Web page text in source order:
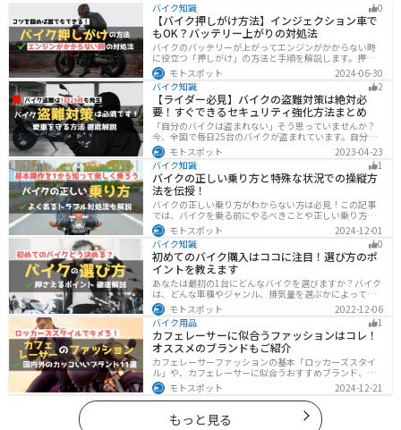
バイク知識 0
【バイク押しがけ方法】インジェクション車で
もOK？バッテリー上がりの対処法
バイクのバッテリーが上がってエンジンがかからない時
に役立つ「押しがけ」の方法と手順を解説します。押し
がけができるバイクとできないバイクがあるので、自分
のバイクができるのか確認しておきましょう。
モトスポット
2024-06-30
バイク知識
2
【ライダー必見】バイクの盗難対策は絶対必
要！すぐできるセキュリティ強化方法まとめ
「自分のバイクは盗まれない」そう思っていませんか？
今、全国で毎日25台のバイクが盗まれています。自分の
バイクは大丈夫という保証はどこにもありません。バイ
クの盗難対策の方法を理解して、自分のバイクは自分で
守りましょう。
モトスポット
2023-04-23
バイク知識
1
バイクの正しい乗り方と特殊な状況での操縦方
法を伝授！
バイクの正しい乗り方がわからない方は必見！この記事
では、バイクを乗る前にやるべきことや正しい乗り方、
トラブルと対処法を解説しています。実は、車と気をつ
ける部分はかなり異なるので注意が必要です。この記事
を読めば、安全で快適なバイクライフを送れます。
モトスポット
2024-12-01
バイク知識
0
初めてのバイク購入はココに注目！選び方のポ
イントを教えます
あなたは最初の1台にどんなバイクを選びますか？バイク
は、どんな車種やジャンル、排気量を選ぶかによって今
後の楽しみ方が大きく変わるものなので、初めての愛車
選びはとても重要です。この記事ではそんなバイク選び
のオススメポイントをお伝えします。
モトスポット
2022-12-06
バイク用品
1
カフェレーサーに似合うファッションはコレ！
オススメのブランドもご紹介
カフェレーサーファッションの基本「ロッカーズスタイ
ル」や、カフェレーサーに似合うおすすめブランド、定
番アイテムを詳しく紹介。個性を引き立てるコーデのコ
ツや季節に合ったアイテム選び、愛車とのマッチング方
法も解説します。
モトスポット 2024-12-21
もっと見る